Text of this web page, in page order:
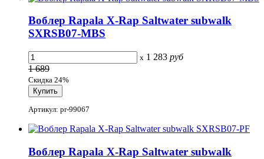
Воблер Rapala X-Rap Saltwater subwalk
SXRSB07-MBS
x 1 283 руб
1 689
Скидка 24%
Артикул: pr-99067
Воблер Rapala X-Rap Saltwater subwalk